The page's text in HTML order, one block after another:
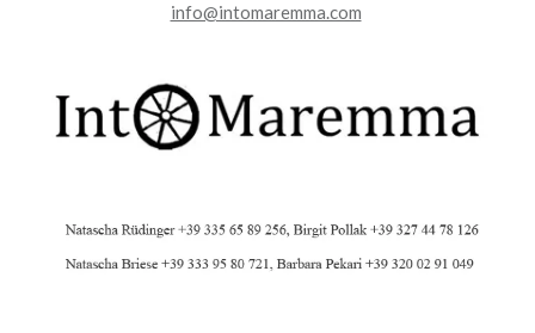
info@intomaremma.com